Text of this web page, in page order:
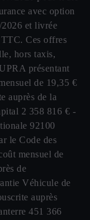
avec option
2026 et livrée
Ces offres
hors taxis,
présentant
de 19,35 €
auprès de la
2 358 816 € -
92100
le Code des
mensuel de
de
Véhicule de
auprès
451 366